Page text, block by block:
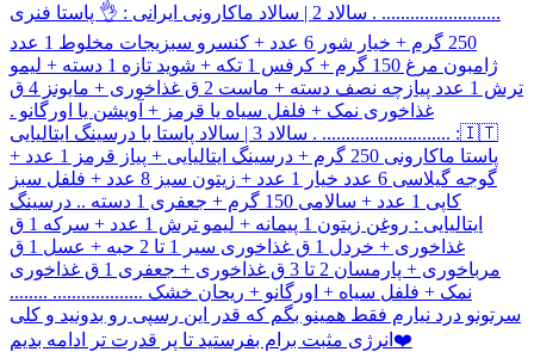
......................... . سالاد 2 | سالاد ماکارونی ایرانی : 👌 پاستا فنری
250 گرم + خیار شور 6 عدد + کنسرو سبزیجات مخلوط 1 عدد
ژامبون مرغ 150 گرم + کرفس 1 تکه + شوید تازه 1 دسته + لیمو
ترش 1 عدد پیازچه نصف دسته + ماست 2 ق غذاخوری + مایونز 4 ق
غذاخوری نمک + فلفل سیاه یا قرمز + آویشن یا اورگانو .
........................... . سالاد 3 | سالاد پاستا با درسینگ ایتالیایی :🇮🇹
پاستا ماکارونی 250 گرم + درسینگ ایتالیایی + پیاز قرمز 1 عدد +
گوجه گیلاسی 6 عدد خیار 1 عدد + زیتون سبز 8 عدد + فلفل سبز
کاپی 1 عدد + سالامی 150 گرم + جعفری 1 دسته .. درسینگ
ایتالیایی : روغن زیتون 1 پیمانه + لیمو ترش 1 عدد + سرکه 1 ق
غذاخوری + خردل 1 ق غذاخوری سیر 1 تا 2 حبه + عسل 1 ق
مرباخوری + پارمسان 2 تا 3 ق غذاخوری + جعفری 1 ق غذاخوری
نمک + فلفل سیاه + اورگانو + ریحان خشک ................... ........
سرتونو درد نیارم فقط همینو بگم که قدر این رسپی رو بدونید و کلی
انرژی مثبت برام بفرستید تا پر قدرت تر ادامه بدیم❤️